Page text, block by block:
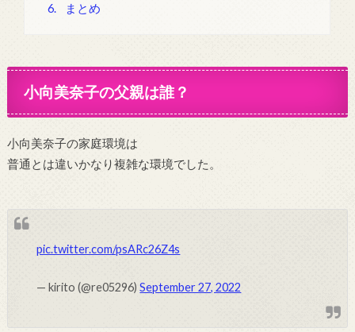
6. まとめ
小向美奈子の父親は誰？
小向美奈子の家庭環境は
普通とは違いかなり複雑な環境でした。
pic.twitter.com/psARc26Z4s
— kirito (@re05296)September 27, 2022